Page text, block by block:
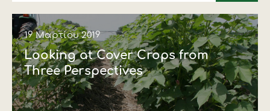
19 Μαρτίου 2019
Looking at Cover Crops from
Three Perspectives